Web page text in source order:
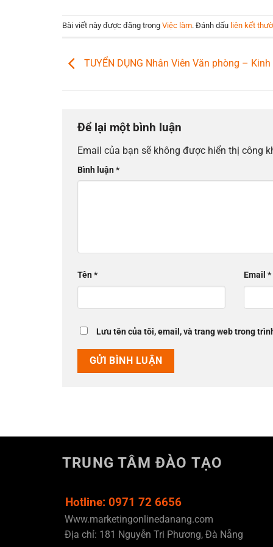
Bài viết này được đăng trong Việc làm. Đánh dấu liên kết
TUYỂN DỤNG Nhân Viên Văn phòng –
Để lại một bình luận
Email của bạn sẽ không được hiển thị công
Bình luận*
Tên* Email*
Lưu tên của tôi, email, và trang web trong
TRUNG TÂM ĐÀO TẠO
Hotline: 0971 72 6656
Www.marketingonlinedanang.com
Địa chỉ: 181 Nguyễn Tri Phương, Đà Nẵng